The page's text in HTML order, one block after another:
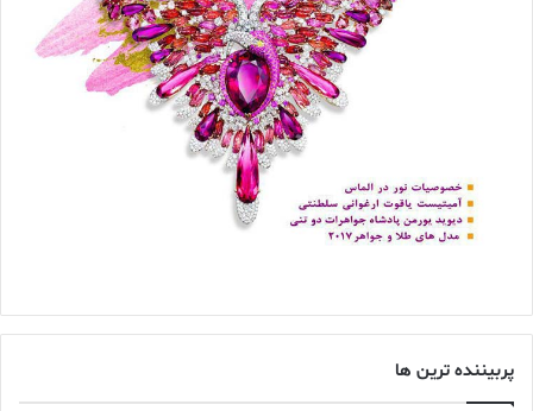
پربیننده ترین ها